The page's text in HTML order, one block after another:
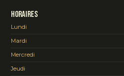
Horaires
Lundi
Mardi
Mercredi
Jeudi